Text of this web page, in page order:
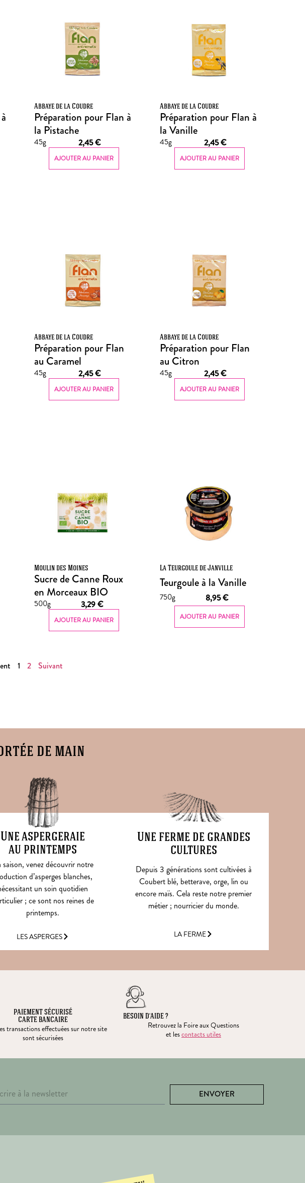
Abbaye de la Coudre
Préparation pour Flan à
la Pistache
45g 2,45€
AJOUTER AU PANIER
Abbaye de la Coudre
Préparation pour Flan à
la Vanille
45g 2,45€
AJOUTER AU PANIER
Abbaye de la Coudre
Préparation pour Flan
au Caramel
45g 2,45€
AJOUTER AU PANIER
Abbaye de la Coudre
Préparation pour Flan
au Citron
45g 2,45€
AJOUTER AU PANIER
Moulin des Moines
Sucre de Canne Roux
en Morceaux BIO
500g 3,29€
AJOUTER AU PANIER
La Teurgoule de Janville
Teurgoule à la Vanille
750g 8,95€
AJOUTER AU PANIER
1 2 Suivant
de main
Une aspergeraie
au printemps
saison, venez découvrir notre
d’asperges blanches,
un soin quotidien
; ce sont nos reines de
printemps.
LES ASPERGES
Une ferme de grandes
cultures
Depuis 3 générations sont cultivées à
Coubert blé, betterave, orge, lin ou
encore maïs. Cela reste notre premier
métier ; nourricier du monde.
LA FERME
PAIEMENT SÉCURISÉ
CARTE BANCAIRE
transactions effectuées sur notre site
sont sécurisées
BESOIN D’AIDE ?
Retrouvez la Foire aux Questions
et lescontacts utiles
ENVOYER